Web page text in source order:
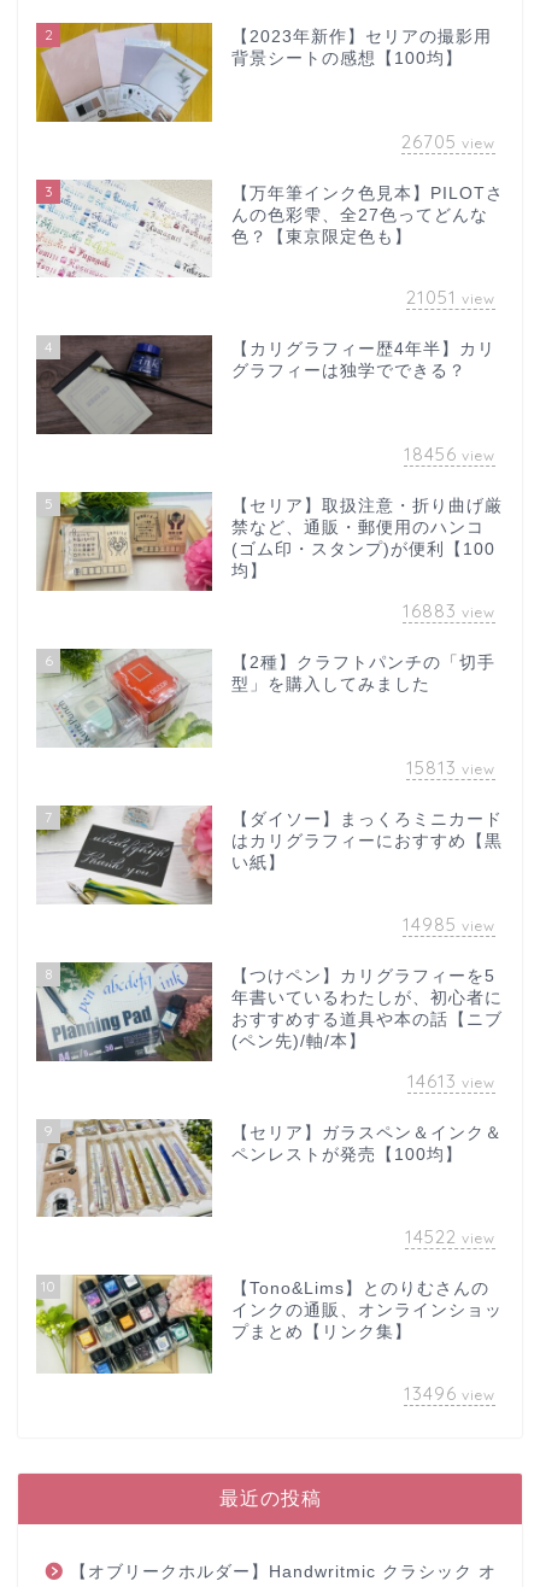
2
【2023年新作】セリアの撮影用
背景シートの感想【100均】
26705 view
3
【万年筆インク色見本】PILOTさ
んの色彩雫、全27色ってどんな
色？【東京限定色も】
21051 view
4
【カリグラフィー歴4年半】カリ
グラフィーは独学でできる？
18456 view
5
【セリア】取扱注意・折り曲げ厳
禁など、通販・郵便用のハンコ
(ゴム印・スタンプ)が便利【100
均】
16883 view
6
【2種】クラフトパンチの「切手
型」を購入してみました
15813 view
7
【ダイソー】まっくろミニカード
はカリグラフィーにおすすめ【黒
い紙】
14985 view
8
【つけペン】カリグラフィーを5
年書いているわたしが、初心者に
おすすめする道具や本の話【ニブ
(ペン先)/軸/本】
14613 view
9
【セリア】ガラスペン＆インク＆
ペンレストが発売【100均】
14522 view
10
【Tono&Lims】とのりむさんの
インクの通販、オンラインショッ
プまとめ【リンク集】
13496 view
最近の投稿
【オブリークホルダー】Handwritmic クラシック オ